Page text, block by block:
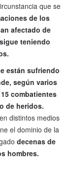
que se
de los
afectado de
teniendo
están sufriendo
según varios
combatientes
de heridos.
distintos medios
el dominio de la
decenas de
hombres.